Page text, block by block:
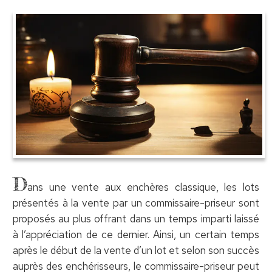
Dans une vente aux enchères classique, les lots
présentés à la vente par un commissaire-priseur sont
proposés au plus offrant dans un temps imparti laissé
à l’appréciation de ce dernier. Ainsi, un certain temps
après le début de la vente d’un lot et selon son succès
auprès des enchérisseurs, le commissaire-priseur peut